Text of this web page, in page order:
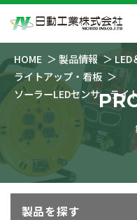
HOME 製品情報 LED
ライトアップ・看板
ソーラーLEDセンサーラ
製品を探す